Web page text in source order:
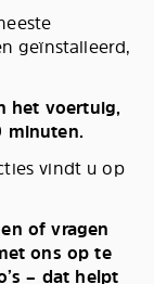
geïnstalleerd,
het voertuig,
minuten.
vindt u op
of vragen
ons op te
– dat helpt